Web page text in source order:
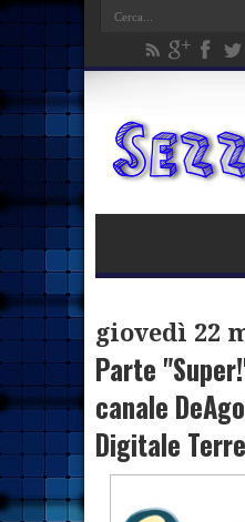
giovedì 22
Parte
canale
Digitale